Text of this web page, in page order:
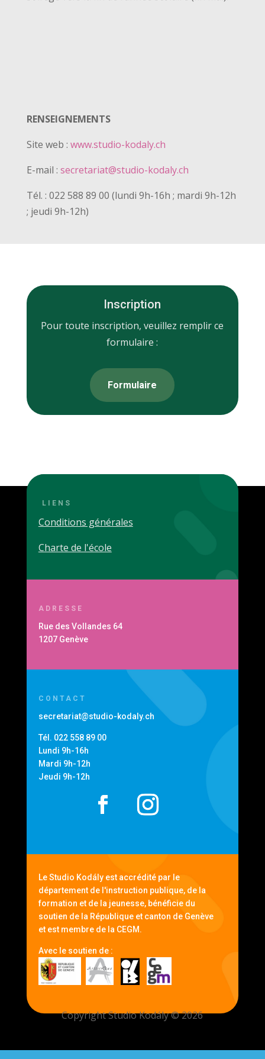
RENSEIGNEMENTS
Site web : www.studio-kodaly.ch
E-mail : secretariat@studio-kodaly.ch
Tél. : 022 588 89 00 (lundi 9h-16h ; mardi 9h-12h
; jeudi 9h-12h)
Inscription
Pour toute inscription, veuillez remplir ce
formulaire :
Formulaire
LIENS
Conditions générales
Charte de l'école
ADRESSE
Rue des Vollandes 64
1207 Genève
CONTACT
secretariat@studio-kodaly.ch
Tél. 022 558 89 00
Lundi 9h-16h
Mardi 9h-12h
Jeudi 9h-12h
Le Studio Kodály est accrédité par le
département de l'instruction publique, de la
formation et de la jeunesse, bénéficie du
soutien de la République et canton de Genève
et est membre de la CEGM.
Avec le soutien de :
Copyright Studio Kodály © 2026